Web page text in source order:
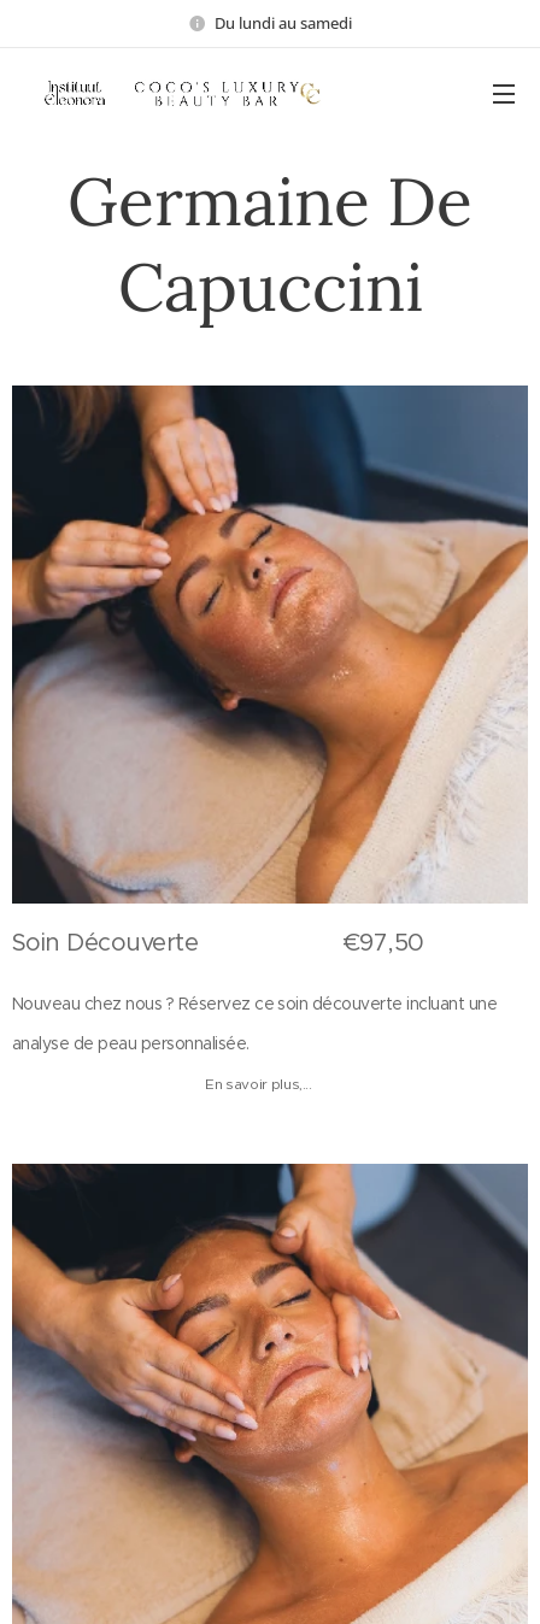
Du lundi au samedi
Germaine De
Capuccini
Soin Découverte €97,50
Nouveau chez nous ? Réservez ce soin découverte incluant une
analyse de peau personnalisée.
En savoir plus,...